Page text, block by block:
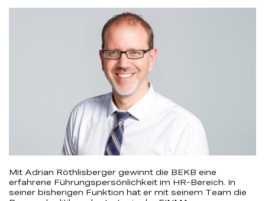
Mit Adrian Röthlisberger gewinnt die BEKB eine
erfahrene Führungspersönlichkeit im HR-Bereich. In
seiner bisherigen Funktion hat er mit seinem Team die